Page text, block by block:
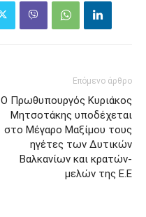
Επόμενο άρθρο
Ο Πρωθυπουργός Κυριάκος
Μητσοτάκης υποδέχεται
στο Μέγαρο Μαξίμου τους
ηγέτες των Δυτικών
Βαλκανίων και κρατών-
μελών της Ε.Ε